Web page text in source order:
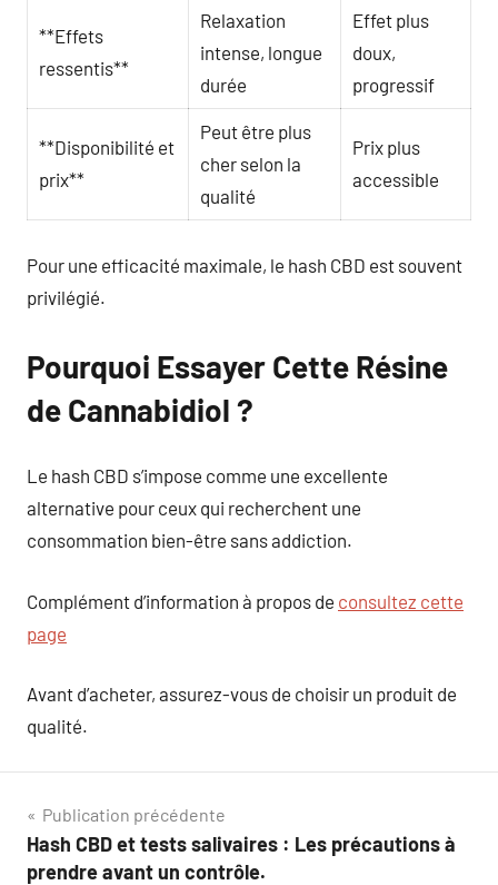
**Effets
ressentis**
Relaxation
intense, longue
durée
Effet plus
doux,
progressif
**Disponibilité et
prix**
Peut être plus
cher selon la
qualité
Prix plus
accessible
Pour une efficacité maximale, le hash CBD est souvent
privilégié.
Pourquoi Essayer Cette Résine
de Cannabidiol ?
Le hash CBD s’impose comme une excellente
alternative pour ceux qui recherchent une
consommation bien-être sans addiction.
Complément d’information à propos de consultez cette
page
Avant d’acheter, assurez-vous de choisir un produit de
qualité.
Navigation
de
Publication précédente
Hash CBD et tests salivaires : Les précautions à
prendre avant un contrôle.